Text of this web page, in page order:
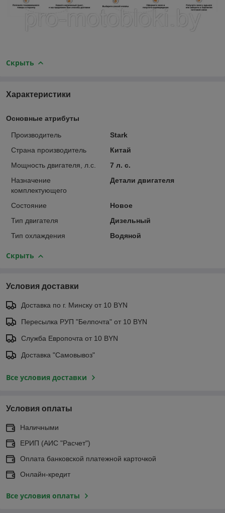
Скрыть
Характеристики
Основные атрибуты
Производитель
Stark
Страна производитель
Китай
Мощность двигателя, л.с.
7 л. с.
Назначение
комплектующего
Детали двигателя
Состояние
Новое
Тип двигателя
Дизельный
Тип охлаждения
Водяной
Скрыть
Условия доставки
Доставка по г. Минску от 10 BYN
Пересылка РУП "Белпочта" от 10 BYN
Служба Европочта от 10 BYN
Доставка "Самовывоз"
Все условия доставки
Условия оплаты
Наличными
ЕРИП (АИС "Расчет")
Оплата банковской платежной карточкой
Онлайн-кредит
Все условия оплаты